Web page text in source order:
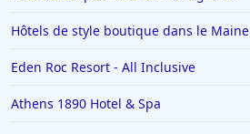
Hôtels à Puy-du-Fou
Hôtels de style boutique dans le Maine
Eden Roc Resort - All Inclusive
Athens 1890 Hotel & Spa